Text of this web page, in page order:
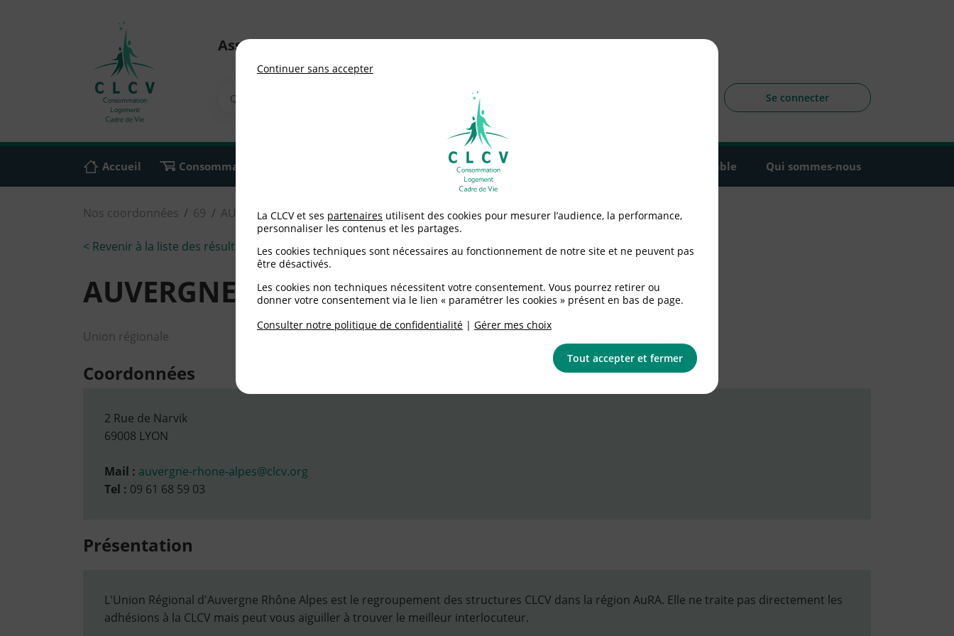
Association nationale de défense des consommateurs et usagers
Se connecter
Accueil Consommation Environnement / Santé Agir ensemble Qui sommes-nous
Nos coordonnées 69 AUVERGNE RHONE ALPES
< Revenir à la liste des résultats
AUVERGNE RHONE ALPES
Union régionale
Coordonnées
2 Rue de Narvik
69008 LYON
Mail : auvergne-rhone-alpes@clcv.org
Tel : 09 61 68 59 03
Présentation
L'Union Régional d'Auvergne Rhône Alpes est le regroupement des structures CLCV dans la région AuRA. Elle ne traite pas directement les
adhésions à la CLCV mais peut vous aiguiller à trouver le meilleur interlocuteur.
Continuer sans accepter
La CLCV et ses partenaires utilisent des cookies pour mesurer l’audience, la performance,
personnaliser les contenus et les partages.
Les cookies techniques sont nécessaires au fonctionnement de notre site et ne peuvent pas
être désactivés.
Les cookies non techniques nécessitent votre consentement. Vous pourrez retirer ou
donner votre consentement via le lien « paramétrer les cookies » présent en bas de page.
Consulter notre politique de confidentialité | Gérer mes choix
Tout accepter et fermer